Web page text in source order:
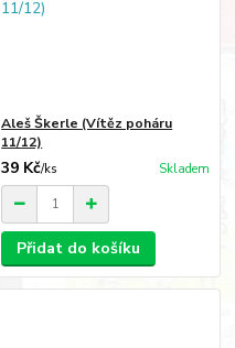
Aleš Škerle (Vítěz poháru
11/12)
39 Kč/ks Skladem
Přidat do košíku